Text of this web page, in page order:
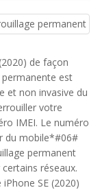
de façon
est
et non invasive du
votre
IMEI. Le numéro
du mobile*#06#
permanent
réseaux.
SE (2020)